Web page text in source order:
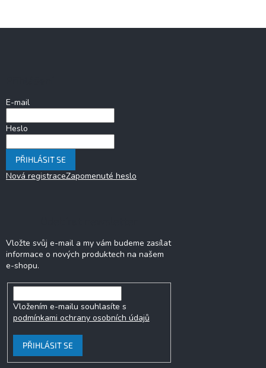
E-mail
Heslo
PŘIHLÁSIT SE
Nová registraceZapomenuté heslo
Vložte svůj e-mail a my vám budeme zasílat
informace o nových produktech na našem
e-shopu.
Vložením e-mailu souhlasíte s
podmínkami ochrany osobních údajů
PŘIHLÁSIT SE